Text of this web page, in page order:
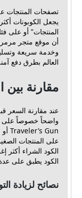
تصفحات المنتجات
يجعل الكوبونات
المنتجات” أو على
أن موقع متجر
وخدمة سريعة
العالم بطرق دفع
مقارنة بين
عند مقارنة السعر
الكود الشراء أكثر
الكود يطبق على
نصائح لزيادة